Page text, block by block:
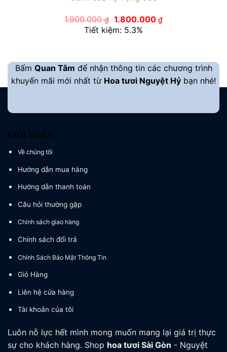
1.900.000₫ Giá
gốc
là:
1.800.000 ₫Giá
hiện
Tiết kiệm: 5.3%
Bấm Quan Tâm để nhận thông tin các chương trình
khuyến mãi mới nhất từ Hoa tươi Nguyệt Hỷ bạn nhé!
GIỚI THIỆU
Về chúng tôi
Hướng dẫn mua hàng
Hướng dẫn thanh toán
Câu hỏi thường gặp
Chính sách giao hàng
Chính sách đổi trả
Chính Sách Bảo Mật Thông Tin
Giỏ Hàng
Liên hệ cửa hàng
Tài khoản của tôi
Luôn nỗ lực hết mình mong muốn mang lại giá trị thực
sự cho khách hàng. Shop hoa tươi Sài Gòn - Nguyệt